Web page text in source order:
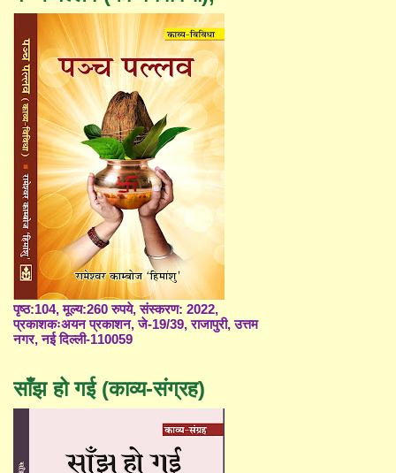
पृष्ठ:104, मूल्य:260 रुपये, संस्करण: 2022,
प्रकाशकःअयन प्रकाशन, जे-19/39, राजापुरी, उत्तम
नगर, नई दिल्ली-110059
साँझ हो गई (काव्य-संग्रह)